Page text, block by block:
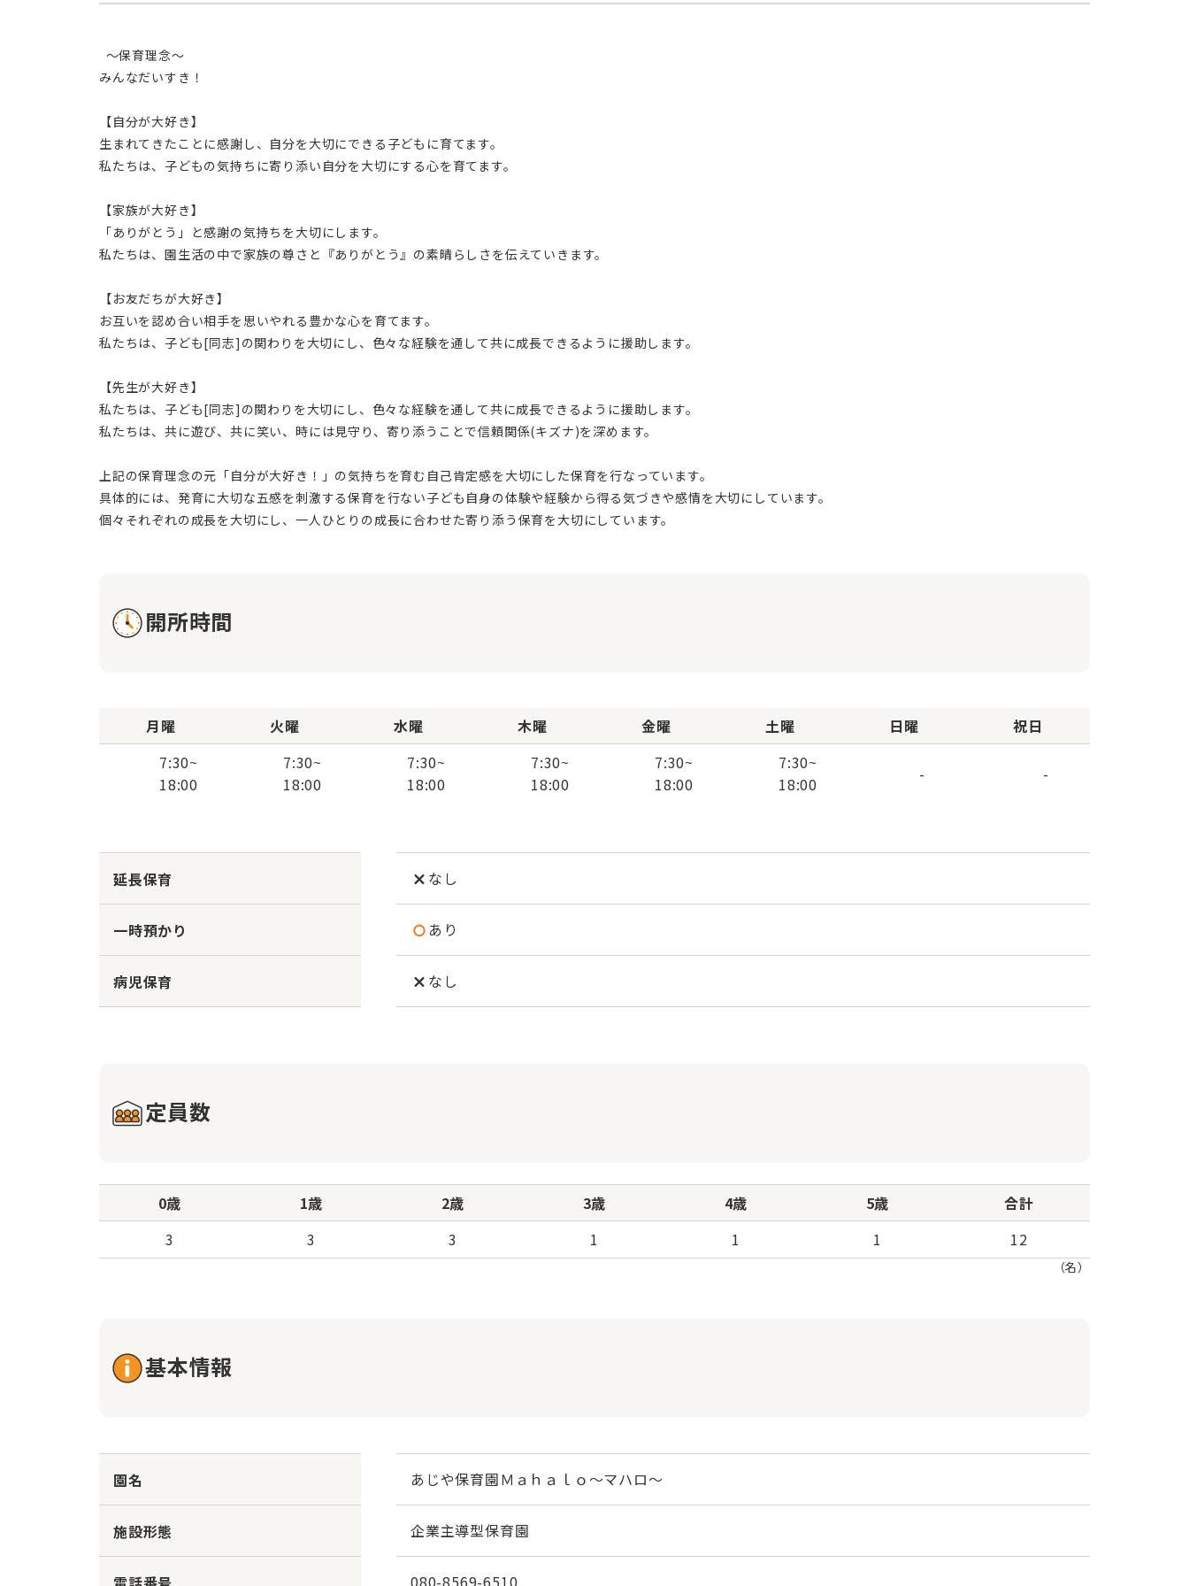
  ～保育理念～
みんなだいすき！
【自分が大好き】
生まれてきたことに感謝し、自分を大切にできる子どもに育てます。
私たちは、子どもの気持ちに寄り添い自分を大切にする心を育てます。
【家族が大好き】
「ありがとう」と感謝の気持ちを大切にします。
私たちは、園生活の中で家族の尊さと『ありがとう』の素晴らしさを伝えていきます。
【お友だちが大好き】
お互いを認め合い相手を思いやれる豊かな心を育てます。
私たちは、子ども[同志]の関わりを大切にし、色々な経験を通して共に成長できるように援助します。
【先生が大好き】
私たちは、子ども[同志]の関わりを大切にし、色々な経験を通して共に成長できるように援助します。
私たちは、共に遊び、共に笑い、時には見守り、寄り添うことで信頼関係(キズナ)を深めます。
上記の保育理念の元「自分が大好き！」の気持ちを育む自己肯定感を大切にした保育を行なっています。
具体的には、発育に大切な五感を刺激する保育を行ない子ども自身の体験や経験から得る気づきや感情を大切にしています。
個々それぞれの成長を大切にし、一人ひとりの成長に合わせた寄り添う保育を大切にしています。
開所時間
月曜
7:30~
18:00
火曜
7:30~
18:00
水曜
7:30~
18:00
木曜
7:30~
18:00
金曜
7:30~
18:00
土曜
7:30~
18:00
日曜
-
祝日
-
延長保育 なし
一時預かり あり
病児保育 なし
定員数
0歳 1歳 2歳 3歳 4歳 5歳
合計
3
3 3 1 1 1 12
（名）
基本情報
園名 あじや保育園Ｍａｈａｌｏ〜マハロ〜
施設形態 企業主導型保育園
080-8569-6510